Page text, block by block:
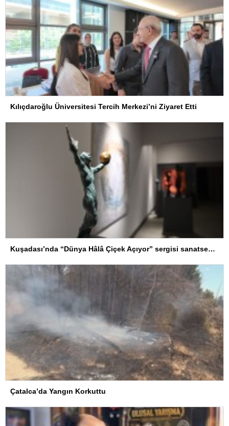
Kılıçdaroğlu Üniversitesi Tercih Merkezi’ni Ziyaret Etti
Kuşadası’nda “Dünya Hâlâ Çiçek Açıyor” sergisi sanatseverlerle buluşuyor
Çatalca’da Yangın Korkuttu